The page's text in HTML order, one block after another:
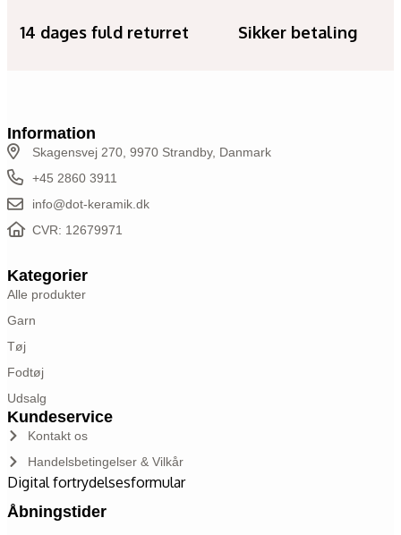
14 dages fuld returret Sikker betaling
Information
Skagensvej 270, 9970 Strandby, Danmark
+45 2860 3911
info@dot-keramik.dk
CVR: 12679971
Kategorier
Alle produkter
Garn
Tøj
Fodtøj
Udsalg
Kundeservice
Kontakt os
Handelsbetingelser & Vilkår
Digital fortrydelsesformular
Åbningstider